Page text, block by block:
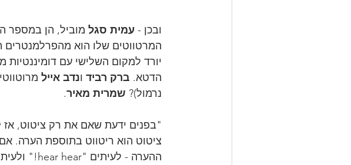
ובכן - עמית סגל מוביל, הן במספר
המרטווטים שלו הוא מהפרלמנטרים
יורד למקום השלישי עם
הדטא. ברק רביד ונדב אייל
נרמול)? שמרית מאיר.
"בפנים ידעת שאם את רק ציטוט, אז
ציטוט הוא ריטווט בתוספת הערה.
ההערה - לעיתים "hear hear!" ולעיתים "אוייויוי".